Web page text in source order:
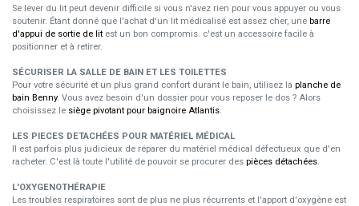
Se lever du lit peut devenir difficile si vous n'avez rien pour vous appuyer ou vous
soutenir. Étant donné que l'achat d'un lit médicalisé est assez cher, une barre
d'appui de sortie de lit est un bon compromis. c'est un accessoire facile à
positionner et à retirer.
SÉCURISER LA SALLE DE BAIN ET LES TOILETTES
Pour votre sécurité et un plus grand confort durant le bain, utilisez la planche de
bain Benny. Vous avez besoin d'un dossier pour vous reposer le dos ? Alors
choisissez le siège pivotant pour baignoire Atlantis.
LES PIECES DETACHÉES POUR MATÉRIEL MÉDICAL
Il est parfois plus judicieux de réparer du matériel médical défectueux que d'en
racheter. C'est là toute l'utilité de pouvoir se procurer des pièces détachées.
L'OXYGENOTHÉRAPIE
Les troubles respiratoires sont de plus ne plus récurrents et l'apport d'oxygène est